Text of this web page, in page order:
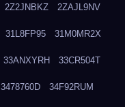
2Z2JNBKZ 2ZAJL9NV
31L8FP95 31M0MR2X
33ANXYRH 33CR504T
3478760D 34F92RUM